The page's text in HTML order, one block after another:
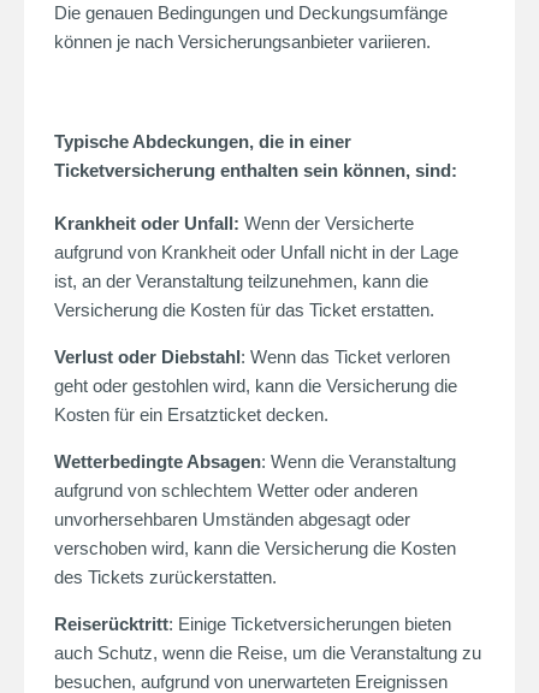
Die genauen Bedingungen und Deckungsumfänge
können je nach Versicherungsanbieter variieren.
Typische Abdeckungen, die in einer
Ticketversicherung enthalten sein können, sind:
Krankheit oder Unfall: Wenn der Versicherte
aufgrund von Krankheit oder Unfall nicht in der Lage
ist, an der Veranstaltung teilzunehmen, kann die
Versicherung die Kosten für das Ticket erstatten.
Verlust oder Diebstahl: Wenn das Ticket verloren
geht oder gestohlen wird, kann die Versicherung die
Kosten für ein Ersatzticket decken.
Wetterbedingte Absagen: Wenn die Veranstaltung
aufgrund von schlechtem Wetter oder anderen
unvorhersehbaren Umständen abgesagt oder
verschoben wird, kann die Versicherung die Kosten
des Tickets zurückerstatten.
Reiserücktritt: Einige Ticketversicherungen bieten
auch Schutz, wenn die Reise, um die Veranstaltung zu
besuchen, aufgrund von unerwarteten Ereignissen